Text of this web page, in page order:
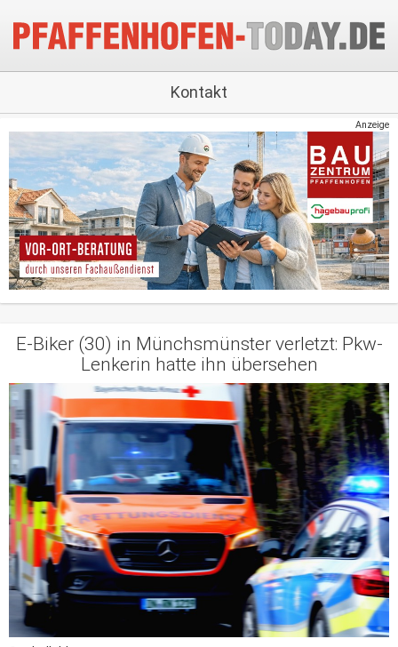
Kontakt
Anzeige
E-Biker (30) in Münchsmünster verletzt: Pkw-
Lenkerin hatte ihn übersehen